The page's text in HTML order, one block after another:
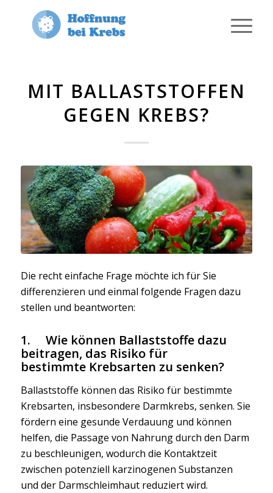
MIT BALLASTSTOFFEN
GEGEN KREBS?
Die recht einfache Frage möchte ich für Sie
differenzieren und einmal folgende Fragen dazu
stellen und beantworten:
1. Wie können Ballaststoffe dazu
beitragen, das Risiko für
bestimmte Krebsarten zu senken?
Ballaststoffe können das Risiko für bestimmte
Krebsarten, insbesondere Darmkrebs, senken. Sie
fördern eine gesunde Verdauung und können
helfen, die Passage von Nahrung durch den Darm
zu beschleunigen, wodurch die Kontaktzeit
zwischen potenziell karzinogenen Substanzen
und der Darmschleimhaut reduziert wird.